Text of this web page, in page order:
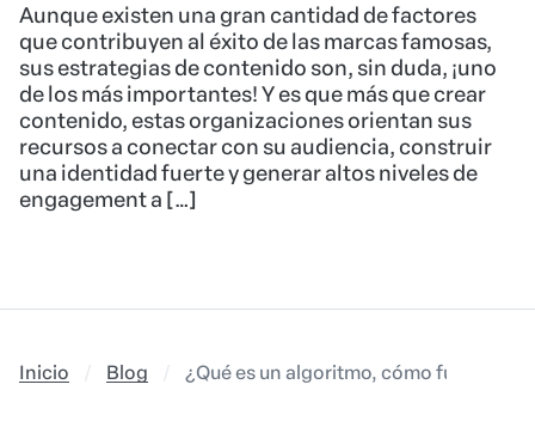
Aunque existen una gran cantidad de factores
que contribuyen al éxito de las marcas famosas,
sus estrategias de contenido son, sin duda, ¡uno
de los más importantes! Y es que más que crear
contenido, estas organizaciones orientan sus
recursos a conectar con su audiencia, construir
una identidad fuerte y generar altos niveles de
engagement a […]
Inicio Blog ¿Qué es un algoritmo, cómo funciona